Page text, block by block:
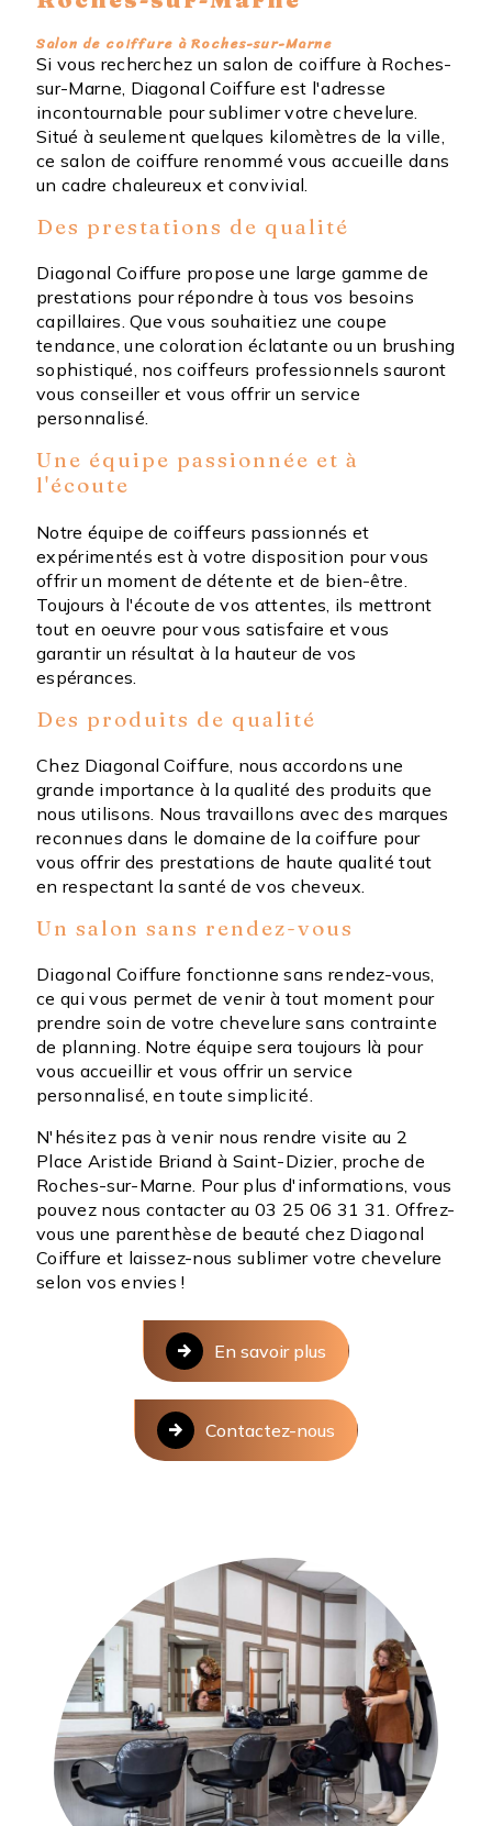
Salon de coiffure à Roches-sur-Marne
Si vous recherchez un salon de coiffure à Roches-
sur-Marne, Diagonal Coiffure est l'adresse
incontournable pour sublimer votre chevelure.
Situé à seulement quelques kilomètres de la ville,
ce salon de coiffure renommé vous accueille dans
un cadre chaleureux et convivial.
Des prestations de qualité
Diagonal Coiffure propose une large gamme de
prestations pour répondre à tous vos besoins
capillaires. Que vous souhaitiez une coupe
tendance, une coloration éclatante ou un brushing
sophistiqué, nos coiffeurs professionnels sauront
vous conseiller et vous offrir un service
personnalisé.
Une équipe passionnée et à
l'écoute
Notre équipe de coiffeurs passionnés et
expérimentés est à votre disposition pour vous
offrir un moment de détente et de bien-être.
Toujours à l'écoute de vos attentes, ils mettront
tout en oeuvre pour vous satisfaire et vous
garantir un résultat à la hauteur de vos
espérances.
Des produits de qualité
Chez Diagonal Coiffure, nous accordons une
grande importance à la qualité des produits que
nous utilisons. Nous travaillons avec des marques
reconnues dans le domaine de la coiffure pour
vous offrir des prestations de haute qualité tout
en respectant la santé de vos cheveux.
Un salon sans rendez-vous
Diagonal Coiffure fonctionne sans rendez-vous,
ce qui vous permet de venir à tout moment pour
prendre soin de votre chevelure sans contrainte
de planning. Notre équipe sera toujours là pour
vous accueillir et vous offrir un service
personnalisé, en toute simplicité.
N'hésitez pas à venir nous rendre visite au 2
Place Aristide Briand à Saint-Dizier, proche de
Roches-sur-Marne. Pour plus d'informations, vous
pouvez nous contacter au 03 25 06 31 31. Offrez-
vous une parenthèse de beauté chez Diagonal
Coiffure et laissez-nous sublimer votre chevelure
selon vos envies !
En savoir plus
Contactez-nous